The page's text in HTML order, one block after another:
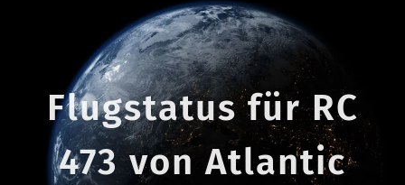
Flugstatus für RC
473 von Atlantic